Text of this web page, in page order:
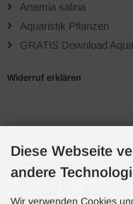
Artemia salina
Aquaristik Pflanzen
GRATIS Download
Widerruf erklären
Zahlungsarten
Diese Webseite
andere
Wir verwenden Cookies